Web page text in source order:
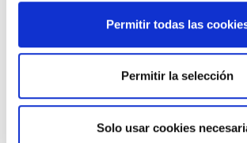
Permitir todas las
Permitir la selección
Solo usar cookies
COLEGIADAS/OS EN ACTIVO QUE HAN
DISPONIBLE LA GRABACIÓN DE LA
SOSTENIBILIDAD Y SISTEMA